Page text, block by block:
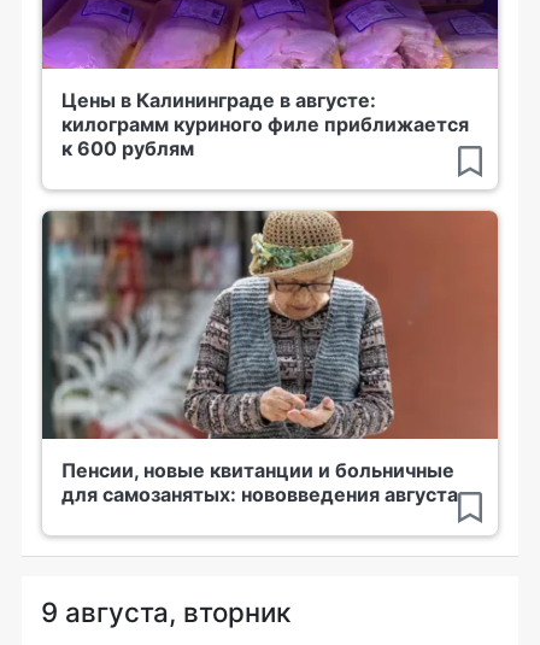
Цены в Калининграде в августе:
килограмм куриного филе приближается
к 600 рублям
Пенсии, новые квитанции и больничные
для самозанятых: нововведения августа
9 августа, вторник